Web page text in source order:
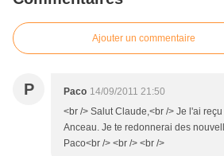
Ajouter un commentaire
P Paco 14/09/2011 21:50
<br /> Salut Claude,<br /> Je l'ai
Anceau. Je te redonnerai des
Paco<br /> <br /> <br />